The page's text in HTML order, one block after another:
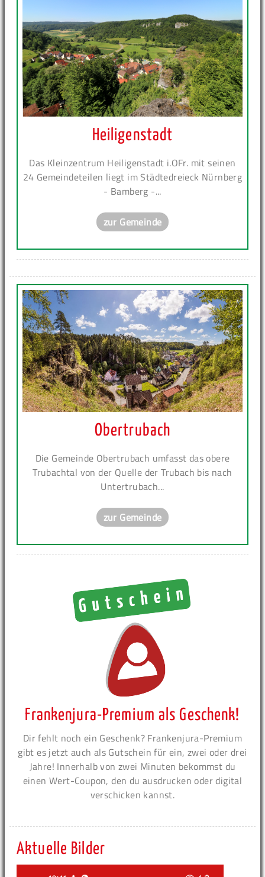
Heiligenstadt
Das Kleinzentrum Heiligenstadt i.OFr. mit seinen
24 Gemeindeteilen liegt im Städtedreieck Nürnberg
- Bamberg -...
zur Gemeinde
Obertrubach
Die Gemeinde Obertrubach umfasst das obere
Trubachtal von der Quelle der Trubach bis nach
Untertrubach...
zur Gemeinde
Frankenjura-Premium als Geschenk!
Dir fehlt noch ein Geschenk? Frankenjura-Premium
gibt es jetzt auch als Gutschein für ein, zwei oder drei
Jahre! Innerhalb von zwei Minuten bekommst du
einen Wert-Coupon, den du ausdrucken oder digital
verschicken kannst.
Aktuelle Bilder